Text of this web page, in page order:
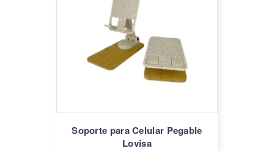
Soporte para Celular Pegable
Lovisa